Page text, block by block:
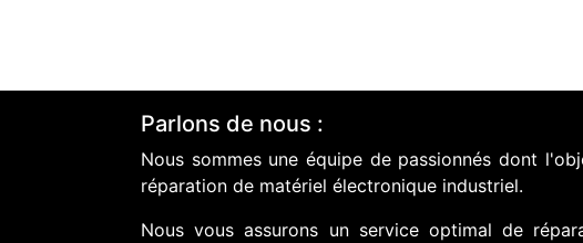
Parlons de nous :
Nous sommes une équipe de passionnés dont
réparation de matériel électronique industriel.
Nous vous assurons un service optimal de